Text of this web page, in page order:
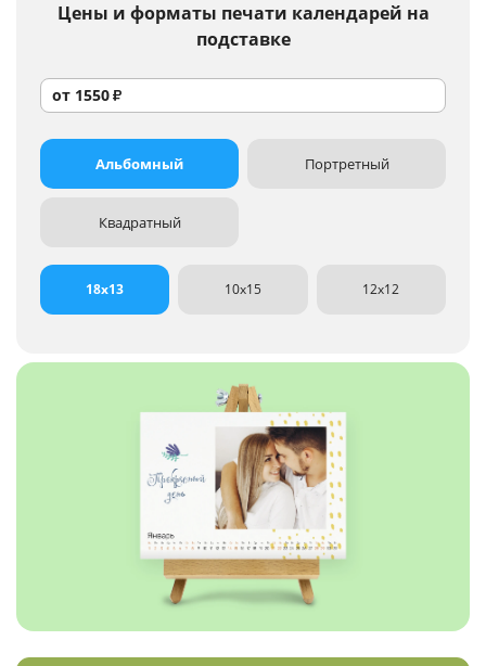
Цены и форматы печати календарей на
подставке
от 1550₽
Альбомный Портретный
Квадратный
18x13 10x15 12x12